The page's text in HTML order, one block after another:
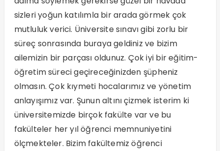
sizleri yoğun katılımla bir arada görmek çok
mutluluk verici. Üniversite sınavı gibi zorlu bir
süreç sonrasında buraya geldiniz ve bizim
ailemizin bir parçası oldunuz. Çok iyi bir eğitim-
öğretim süreci geçireceğinizden şüpheniz
olmasın. Çok kıymeti hocalarımız ve yönetim
anlayışımız var. Şunun altını çizmek isterim ki
üniversitemizde birçok fakülte var ve bu
fakülteler her yıl öğrenci memnuniyetini
ölçmekteler. Bizim fakültemiz öğrenci